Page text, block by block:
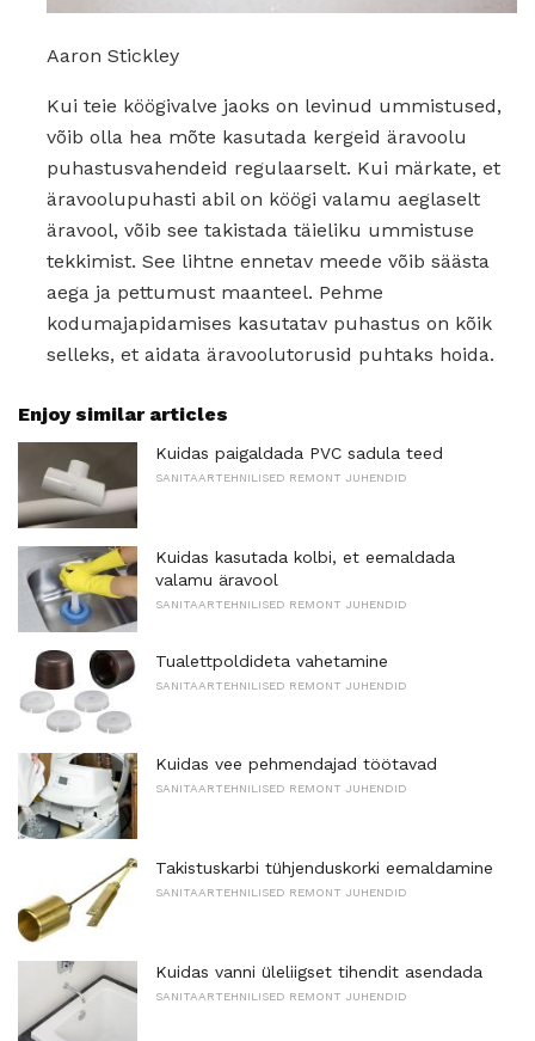
Aaron Stickley
Kui teie köögivalve jaoks on levinud ummistused,
võib olla hea mõte kasutada kergeid äravoolu
puhastusvahendeid regulaarselt. Kui märkate, et
äravoolupuhasti abil on köögi valamu aeglaselt
äravool, võib see takistada täieliku ummistuse
tekkimist. See lihtne ennetav meede võib säästa
aega ja pettumust maanteel. Pehme
kodumajapidamises kasutatav puhastus on kõik
selleks, et aidata äravoolutorusid puhtaks hoida.
Enjoy similar articles
Kuidas paigaldada PVC sadula teed
SANITAARTEHNILISED REMONT JUHENDID
Kuidas kasutada kolbi, et eemaldada
valamu äravool
SANITAARTEHNILISED REMONT JUHENDID
Tualettpoldideta vahetamine
SANITAARTEHNILISED REMONT JUHENDID
Kuidas vee pehmendajad töötavad
SANITAARTEHNILISED REMONT JUHENDID
Takistuskarbi tühjenduskorki eemaldamine
SANITAARTEHNILISED REMONT JUHENDID
Kuidas vanni üleliigset tihendit asendada
SANITAARTEHNILISED REMONT JUHENDID